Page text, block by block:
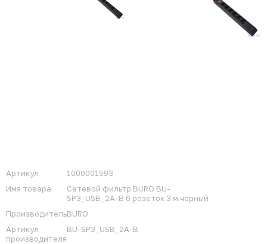
Артикул
1000001593
Имя товара
Сетевой фильтр BURO BU-
SP3_USB_2A-B 6 розеток 3 м черный
ПроизводительBURO
Артикул
производителя
BU-SP3_USB_2A-B